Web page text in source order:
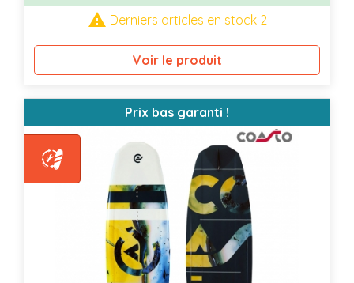
 Derniers articles en stock 2
Voir le produit
Prix bas garanti !